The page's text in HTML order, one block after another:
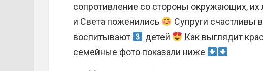
сопротивление со стороны окружающих, их
и Света поженились
Супруги счастливы
воспитывают
детей
Как выглядит
семейные фото показали ниже